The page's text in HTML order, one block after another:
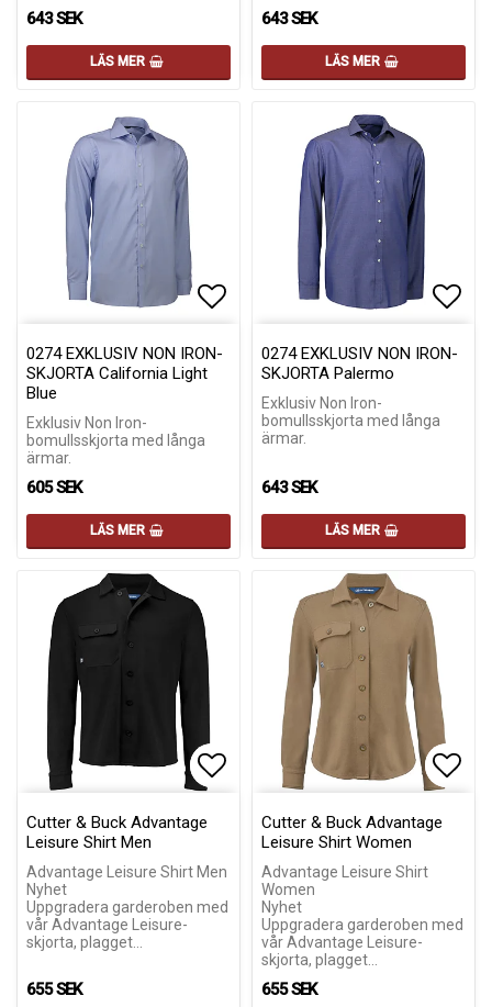
643 SEK
LÄS MER
643 SEK
LÄS MER
0274 EXKLUSIV NON IRON-
SKJORTA California Light
Blue
Exklusiv Non Iron-
bomullsskjorta med långa
ärmar.
605 SEK
LÄS MER
0274 EXKLUSIV NON IRON-
SKJORTA Palermo
Exklusiv Non Iron-
bomullsskjorta med långa
ärmar.
643 SEK
LÄS MER
Lägg till i favoritlistan
Lägg till i favoritlistan
Cutter & Buck Advantage
Leisure Shirt Men
Advantage Leisure Shirt Men
Nyhet
Uppgradera garderoben med
vår Advantage Leisure-
skjorta, plagget…
655 SEK
Cutter & Buck Advantage
Leisure Shirt Women
Advantage Leisure Shirt
Women
Nyhet
Uppgradera garderoben med
vår Advantage Leisure-
skjorta, plagget…
655 SEK